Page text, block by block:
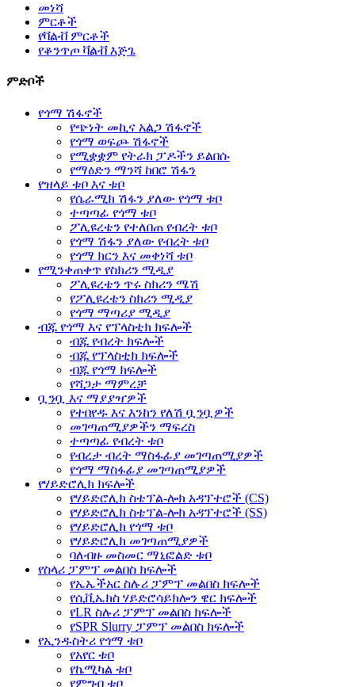
መነሻ
ምርቶች
የቫልቭ ምርቶች
የቆንጥጦ ቫልቭ እጅጌ
ምድቦች
የጎማ ሽፋኖች
የጭነት መኪና አልጋ ሽፋኖች
የጎማ ወፍጮ ሽፋኖች
የሚቋቋም የትራክ ፓዶችን ይልበሱ
የማዕድን ማንሻ ከበሮ ሽፋን
የዝላይ ቱቦ እና ቱቦ
የሴራሚክ ሽፋን ያለው የጎማ ቱቦ
ተጣጣፊ የጎማ ቱቦ
ፖሊዩረቴን የተለበጠ የብረት ቱቦ
የጎማ ሽፋን ያለው የብረት ቱቦ
የጎማ ክርን እና መቀነሻ ቱቦ
የሚንቀጠቀጥ የስክሪን ሚዲያ
ፖሊዩረቴን ጥሩ ስክሪን ሜሽ
የፖሊዩረቴን ስክሪን ሚዲያ
የጎማ ማጣሪያ ሚዲያ
ብጁ የጎማ እና የፕላስቲክ ክፍሎች
ብጁ የብረት ክፍሎች
ብጁ የፕላስቲክ ክፍሎች
ብጁ የጎማ ክፍሎች
የሻጋታ ማምረቻ
ቧንቧ እና ማያያዣዎች
የተበየዱ እና እንከን የለሽ ቧንቧዎች
መገጣጠሚያዎችን ማፍረስ
ተጣጣፊ የብረት ቱቦ
የብረታ ብረት ማስፋፊያ መገጣጠሚያዎች
የጎማ ማስፋፊያ መገጣጠሚያዎች
የሃይድሮሊክ ክፍሎች
የሃይድሮሊክ ስቴፕል-ሎክ አዳፕተሮች (CS)
የሃይድሮሊክ ስቴፕል-ሎክ አዳፕተሮች (SS)
የሃይድሮሊክ የጎማ ቱቦ
የሃይድሮሊክ መገጣጠሚያዎች
ባለብዙ መስመር ማኒፎልድ ቱቦ
የስላሪ ፓምፕ መልበስ ክፍሎች
የኤኤችአር ስሉሪ ፓምፕ መልበስ ክፍሎች
የሲቪኤክስ ሃይድሮሳይክሎን ዌር ክፍሎች
የLR ስሉሪ ፓምፕ መልበስ ክፍሎች
የSPR Slurry ፓምፕ መልበስ ክፍሎች
የኢንዱስትሪ የጎማ ቱቦ
የአየር ቱቦ
የኬሚካል ቱቦ
የምግብ ቱቦ